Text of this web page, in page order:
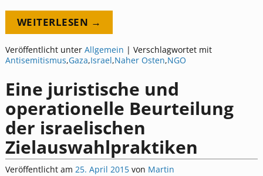
WEITERLESEN →
Veröffentlicht unter Allgemein | Verschlagwortet mit
Antisemitismus,Gaza,Israel,Naher Osten,NGO
Eine juristische und
operationelle Beurteilung
der israelischen
Zielauswahlpraktiken
Veröffentlicht am 25. April 2015 von Martin